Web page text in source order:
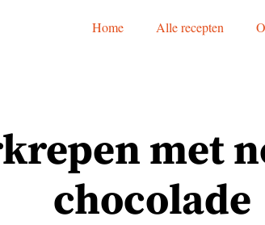
Home Alle recepten
met
chocolade